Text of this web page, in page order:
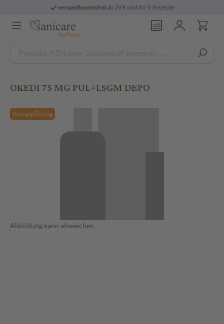
versandkostenfreiab 29 € und für E-Rezepte
OKEDI 75 MG PUL+LSGM DEPO
Rezeptpflichtig
Abbildung kann abweichen